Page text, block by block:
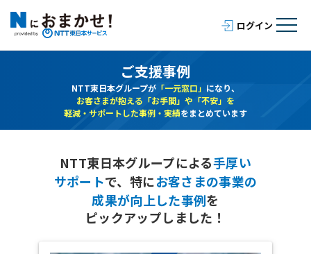
ご支援事例
NTT東日本グループが 「一元窓口」 になり、
お客さまが抱える「お手間」や「不安」を
軽減・サポートした事例・実績をまとめています
NTT東日本グループによる手厚い
サポートで、 特にお客さまの事業の
成果が向上した事例を
ピックアップしました！